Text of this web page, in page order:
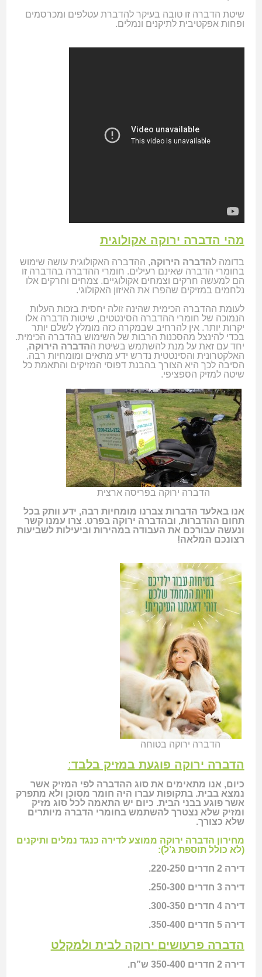
שיטת הדברה זו טובה בעיקר להדברת עטלפים ומכרסמים
ופחות אפקטיבית לתיקנים ונמלים.
מהי הדברה ירוקה אקולוגית
בדומה להדברה הירוקה, ההדברה האקולוגית עושה שימוש
בחומרי הדברה שאינם רעילים. חומרי ההדברה בהדברה זו
הם למעשה חרקים וצמחים אקולוגיים. צמחים וחרקים אלו
נלחמים במזיקים שהפרו את האיזון האקולוגי.
לעומת ההדברה הכימית שהינה זולה יחסית בזכות העלות
הנמוכה של חומרי ההדברה הסינטטים, שיטות הדברה אלו
יקרות יותר. אין להרחיב שבמקרה כזה מומלץ לשלם יותר
בכדי להינצל מהסכנות הרבות של השימוש בהדברה הכימית.
יחד עם זאת על מנת להשתמש בשיטת ההדברה הירוקה,
האלקטרונית והסינטטית נדרש ידע מתאים ומומחיות רבה.
הסיבה לכך היא הצורך בהבנת דפוסי המזיקים והתאמת כל
שיטה למזיק הספציפי.
הדברה ירוקה בפריסה ארצית
אנו באלעד הדברות צברנו מומחיות רבה, ידע וותק בכל
תחום ההדברות, ובהדברה ירוקה בפרט. צרו עמנו קשר
ונעשה עבורכם את העבודה במהירות וביעילות לשביעות
רצונכם המלאה!
הדברה ירוקה בטוחה
הדברה ירוקה פוגעת במזיק בלבד:
כיום, אנו מתאימים את סוג ההדברה לפי המזיק אשר
נמצא בבית. בתקופות עברו היה חומר מסוכן ולא מתפרק
אשר פוגע בבני הבית. כיום יש התאמה לכל סוג מזיק
ומזיק שלא נצטרך להשתמש בחומרי הדברה מיותרים
שלא כצורך.
מחירון הדברה ירוקה ממוצע לדירה כנגד נמלים ותיקנים
(לא כולל תוספת ג’ל):
דירה 2 חדרים 220-250.
דירה 3 חדרים 250-300.
דירה 4 חדרים 300-350.
דירה 5 חדרים 350-400.
הדברה פרעושים ירוקה לבית ולמקלט
דירה 2 חדרים 350-400 ש”ח.